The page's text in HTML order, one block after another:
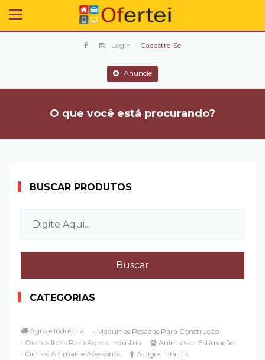
Login Cadastre-Se
Anuncie
O que você está procurando?
BUSCAR PRODUTOS
CATEGORIAS
Agro e Indústria
› Máquinas Pesadas Para Construção
› Outros Itens Para Agro e Indústria
Animais de Estimação
› Outros Animais e Acessórios
Artigos Infantis